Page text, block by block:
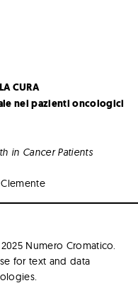
CURA
nei pazienti oncologici
in Cancer Patients
Numero Cromatico.
for text and data